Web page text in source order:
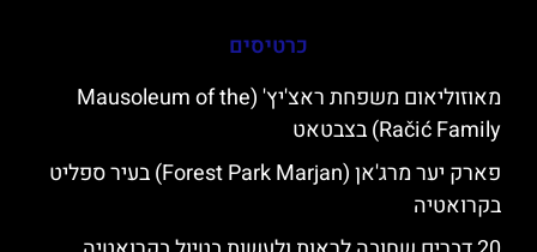
כרטיסים
מאוזוליאום משפחת ראצ'יץ' (Mausoleum of the
Račić Family) בצבטאט
פארק יער מרג'אן (Forest Park Marjan) בעיר ספליט
בקרואטיה